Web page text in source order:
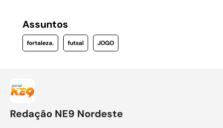
Assuntos
fortaleza. futsal JOGO
Redação NE9 Nordeste